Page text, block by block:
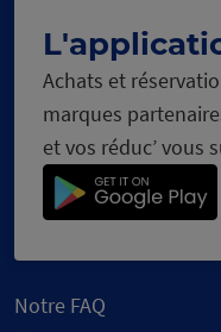
Achats et
marques
et vos réduc’ vous
Notre FAQ